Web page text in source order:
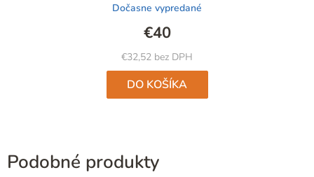
je
4,9
z
5
hviezdičiek.
Dočasne vypredané
€32,52 bez DPH
€40
DO KOŠÍKA
Podobné produkty